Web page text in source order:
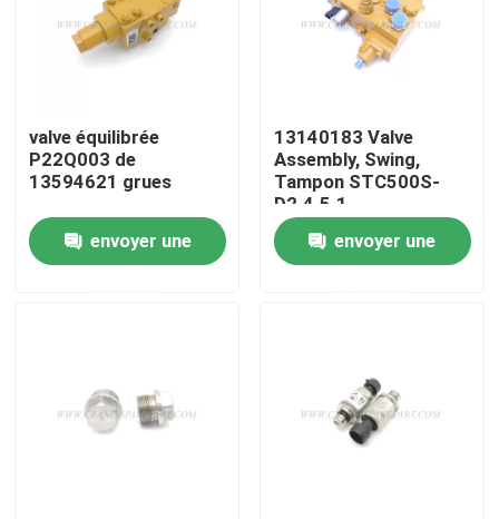
A propos de nous
Contrôle de la qualité
Contact
Pièces de rechange de grue
valve équilibrée
P22Q003 de
13594621 grues
envoyer une
13140183 Valve
Assembly, Swing,
Tampon STC500S-
D2.4.5.1
envoyer une